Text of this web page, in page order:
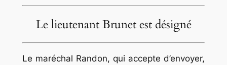
Le lieutenant Brunet est désigné
Le maréchal Randon, qui accepte d’envoyer,